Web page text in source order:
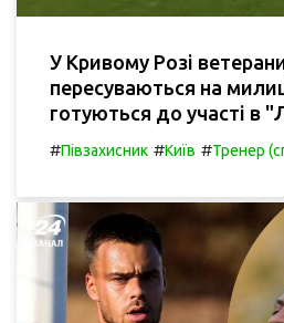
У Кривому Розі
пересуваються на
готуються до участі в
#Півзахисник #Київ #Тренер